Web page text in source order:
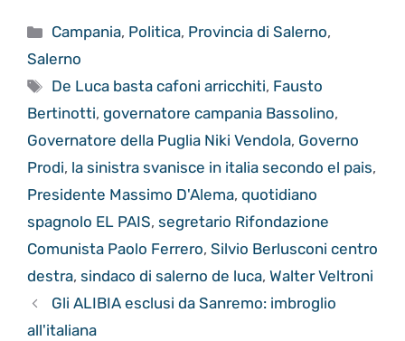
Categorie
Campania, Politica, Provincia di Salerno,
Salerno
Tag
De Luca basta cafoni arricchiti, Fausto
Bertinotti, governatore campania Bassolino,
Governatore della Puglia Niki Vendola, Governo
Prodi, la sinistra svanisce in italia secondo el pais,
Presidente Massimo D'Alema, quotidiano
spagnolo EL PAIS, segretario Rifondazione
Comunista Paolo Ferrero, Silvio Berlusconi centro
destra, sindaco di salerno de luca, Walter Veltroni
Gli ALIBIA esclusi da Sanremo: imbroglio
all'italiana